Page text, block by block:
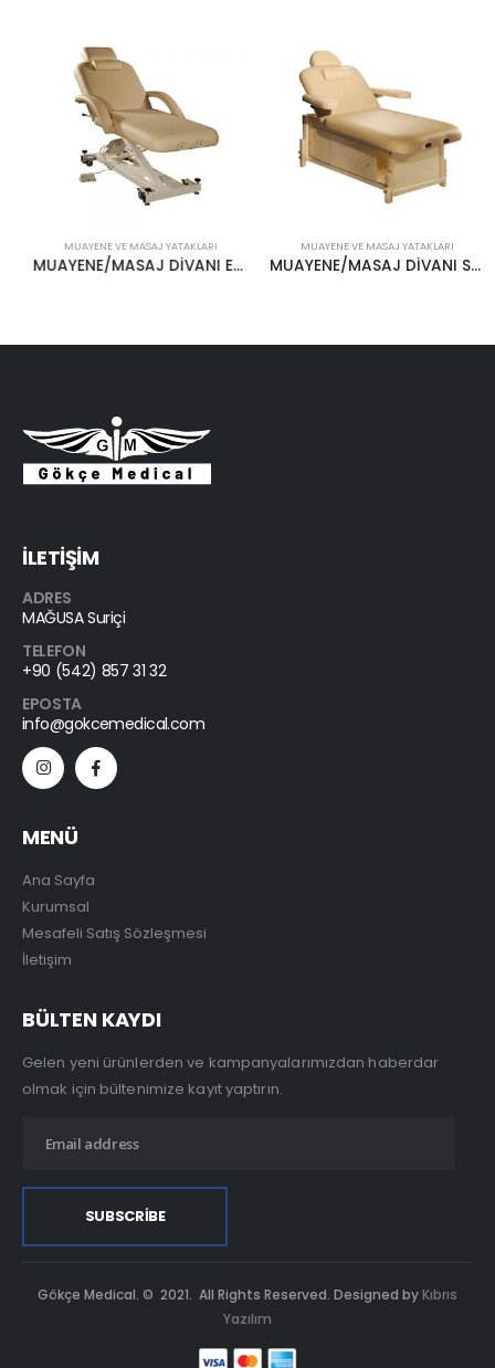
MUAYENE VE MASAJ YATAKLARI
MUAYENE/MASAJ DİVANI EAL5S28 S28 ATHENA-LIFTBACK
MUAYENE VE MASAJ YATAKLARI
MUAYENE/MASAJ DİVANI SKD3S28 FAS28 KAISER-DELUXE
İLETİŞİM
ADRES
MAĞUSA Suriçi
TELEFON
+90 (542) 857 31 32
EPOSTA
info@gokcemedical.com
MENÜ
Ana Sayfa
Kurumsal
Mesafeli Satış Sözleşmesi
İletişim
BÜLTEN KAYDI
Gelen yeni ürünlerden ve kampanyalarımızdan haberdar
olmak için bültenimize kayıt yaptırın.
Gökçe Medical. © 2021. All Rights Reserved. Designed by Kıbrıs
Yazılım